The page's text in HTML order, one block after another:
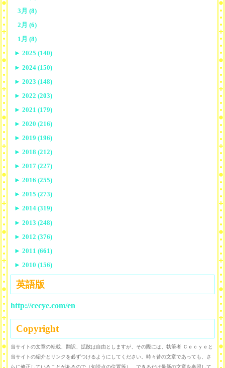
3月 (8)
2月 (6)
1月 (8)
► 2025 (140)
► 2024 (150)
► 2023 (148)
► 2022 (203)
► 2021 (179)
► 2020 (216)
► 2019 (196)
► 2018 (212)
► 2017 (227)
► 2016 (255)
► 2015 (273)
► 2014 (319)
► 2013 (248)
► 2012 (376)
► 2011 (661)
► 2010 (156)
英語版
http://cecye.com/en
Copyright
当サイトの文章の転載、翻訳、拡散は自由としますが、その際には、執筆者 Ｃｅｃｙｅと
当サイトの紹介とリンクを必ずつけるようにしてください。時々昔の文章であっても、さ
らに修正していることがあるので（句読点の位置等）、できるだけ最新の文章を参照して